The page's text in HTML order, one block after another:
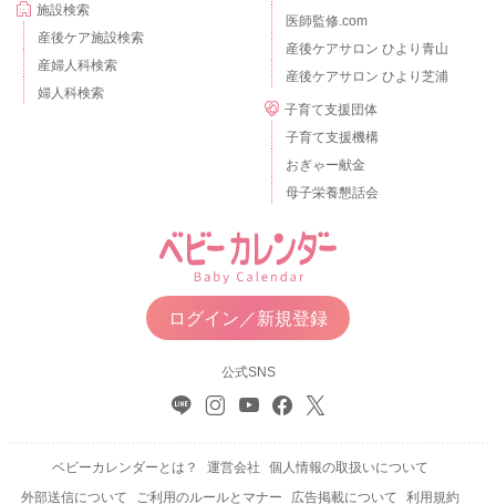
施設検索
産後ケア施設検索
産婦人科検索
婦人科検索
医師監修.com
産後ケアサロン ひより青山
産後ケアサロン ひより芝浦
子育て支援団体
子育て支援機構
おぎゃー献金
母子栄養懇話会
ログイン／新規登録
公式SNS
ベビーカレンダーとは？ 運営会社
個人情報の取扱いについて
外部送信について
ご利用のルールとマナー 広告掲載について 利用規約